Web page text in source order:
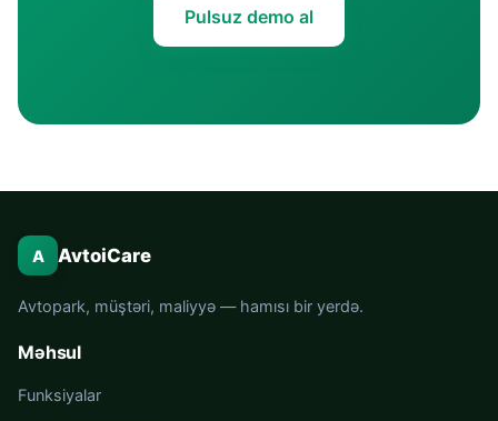
Pulsuz demo al
A AvtoiCare
Avtopark, müştəri, maliyyə — hamısı bir yerdə.
Məhsul
Funksiyalar